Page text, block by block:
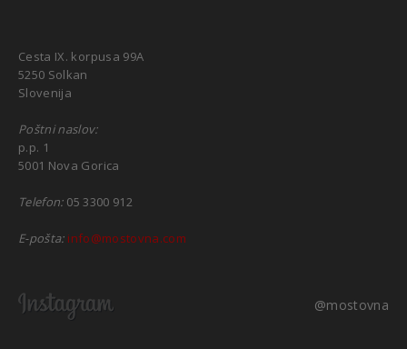
Cesta IX. korpusa 99A
5250 Solkan
Slovenija
Poštni naslov:
p.p. 1
5001 Nova Gorica
Telefon:05 3300 912
E-pošta: info@mostovna.com
@mostovna